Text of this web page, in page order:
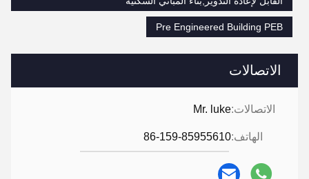
الاتصالات
الاتصالات:Mr. luke
الهاتف:86-159-85955610
Pre Engineered Building PEB